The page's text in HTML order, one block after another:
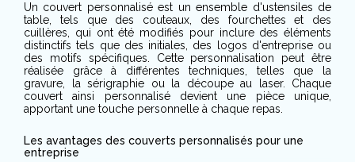
Un couvert personnalisé est un ensemble d'ustensiles de
table, tels que des couteaux, des fourchettes et des
cuillères, qui ont été modifiés pour inclure des éléments
distinctifs tels que des initiales, des logos d'entreprise ou
des motifs spécifiques. Cette personnalisation peut être
réalisée grâce à différentes techniques, telles que la
gravure, la sérigraphie ou la découpe au laser. Chaque
couvert ainsi personnalisé devient une pièce unique,
apportant une touche personnelle à chaque repas.
Les avantages des couverts personnalisés pour une
entreprise